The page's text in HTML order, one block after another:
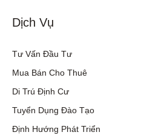
Dịch Vụ
Tư Vấn Đầu Tư
Mua Bán Cho Thuê
Di Trú Định Cư
Tuyển Dụng Đào Tạo
Định Hướng Phát Triển